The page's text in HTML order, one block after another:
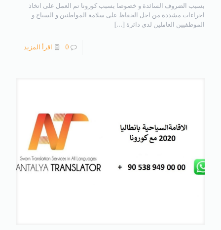
بسبب الضروف السائدة و خصوصا بسبب كورونا تم العمل على اتخاذ
اجراءات مشددة من اجل الحفاظ على سلامة المواطنين و السياح و
الموظفيين العاملين لدى دائرة […]
0 اقرأ المزيد